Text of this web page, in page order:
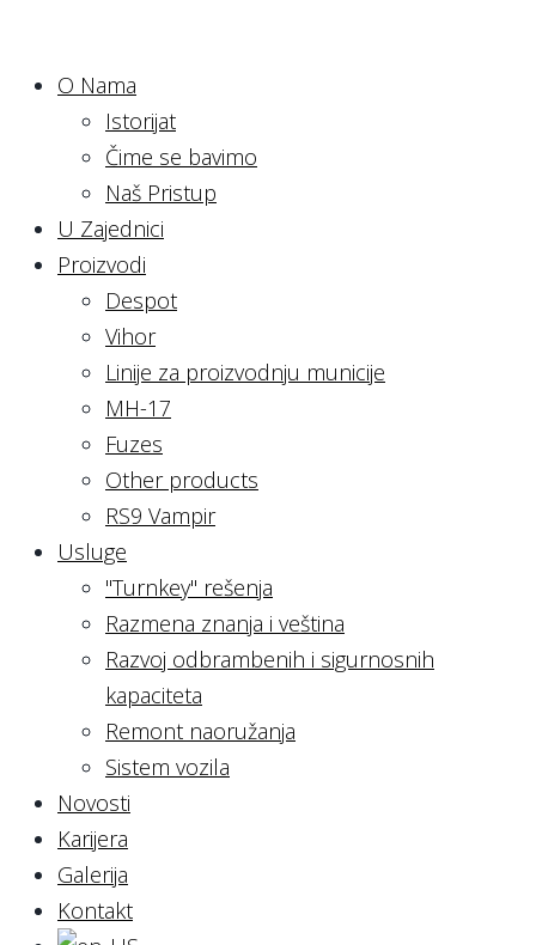
O Nama
Istorijat
Čime se bavimo
Naš Pristup
U Zajednici
Proizvodi
Despot
Vihor
Linije za proizvodnju municije
MH-17
Fuzes
Other products
RS9 Vampir
Usluge
"Turnkey" rešenja
Razmena znanja i veština
Razvoj odbrambenih i sigurnosnih
kapaciteta
Remont naoružanja
Sistem vozila
Novosti
Karijera
Galerija
Kontakt